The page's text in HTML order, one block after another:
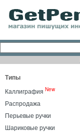
Типы
Каллиграфия New
Распродажа
Перьевые ручки
Шариковые ручки